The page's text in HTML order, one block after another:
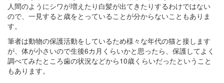
人間のようにシワが増えたり白髪が出てきたりするわけではない
ので、一見すると歳をとっていることが分からないこともありま
す。
筆者は動物の保護活動をしているため様々な年代の猫と接します
が、体が小さいので生後6カ月くらいかと思ったら、保護してよく
調べてみたところ歯の状況などから10歳くらいだったということ
もあります。